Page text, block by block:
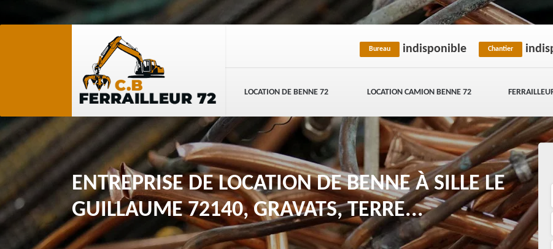
LOCATION DE BENNE 72 LOCATION CAMION BENNE 72
Bureau indisponible Chantier
ENTREPRISE DE LOCATION DE BENNE À SILLE LE
GUILLAUME 72140, GRAVATS, TERRE...